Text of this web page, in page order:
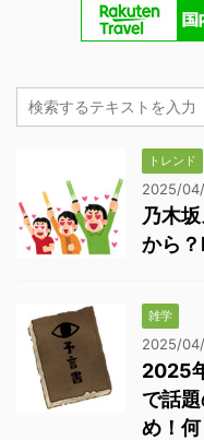
トレンド
2025/
乃木
から
雑学
2025/
2025
で話
め！